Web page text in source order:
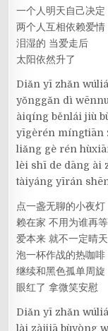
一个人明天自己决定
两个人互相依赖爱情
泪湿的 当爱走后
太阳依然升了
Diǎn yī zhǎn
yǒnggǎn dì
àiqíng běnlái jiù
yīgèrén míngtiān
liǎng gè rén
lèi shī de dāng ài
tàiyáng yīrán
点一盏无聊的小夜灯
赖在家 不用为谁再等
爱本来 就不一定晴天
泡一杯作战的热咖啡
继续和黑色孤单周旋
眼红了 拿微笑安慰
Diǎn yī zhǎn
lài zàijiā bùyòng